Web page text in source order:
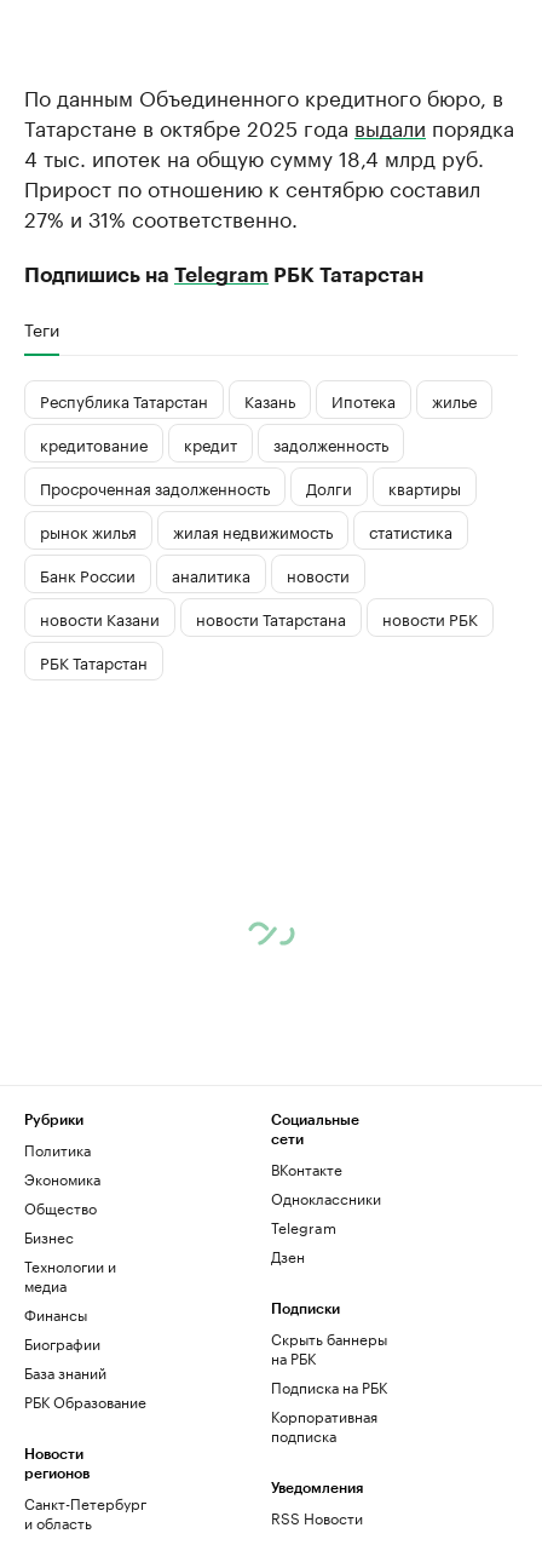
По данным Объединенного кредитного бюро, в
Татарстане в октябре 2025 года выдали порядка
4 тыс. ипотек на общую сумму 18,4 млрд руб.
Прирост по отношению к сентябрю составил
27% и 31% соответственно.
Подпишись на Telegram РБК Татарстан
Теги
Республика Татарстан Казань Ипотека
жилье
кредитование
кредит
задолженность
Просроченная задолженность
Долги
квартиры
рынок жилья
жилая недвижимость
статистика
Банк России
аналитика
новости
новости Казани
новости Татарстана
новости РБК
РБК Татарстан
Рубрики
Политика
Экономика
Общество
Бизнес
Технологии и
медиа
Финансы
Биографии
База знаний
РБК Образование
Новости
регионов
Санкт-Петербург
и область
Социальные
сети
ВКонтакте
Одноклассники
Telegram
Дзен
Подписки
Скрыть баннеры
на РБК
Подписка на РБК
Корпоративная
подписка
Уведомления
RSS Новости